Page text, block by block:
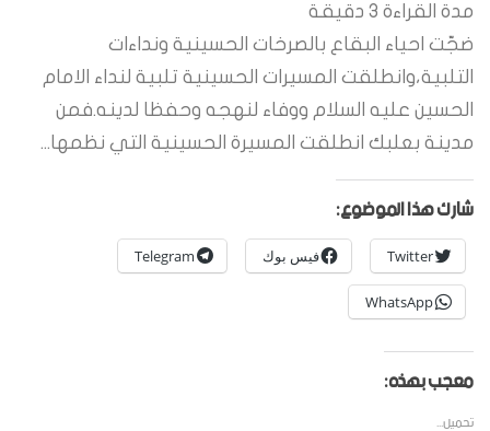
مدة القراءة 3 دقيقة
ضجّت احياء البقاع بالصرخات الحسينية ونداءات
التلبية،وانطلقت المسيرات الحسينية تلبية لنداء الامام
الحسين عليه السلام ووفاء لنهجه وحفظا لدينه.فمن
مدينة بعلبك انطلقت المسيرة الحسينية التي نظمها...
شارك هذا الموضوع:
Twitter فيس بوك Telegram
WhatsApp
معجب بهذه:
تحميل...